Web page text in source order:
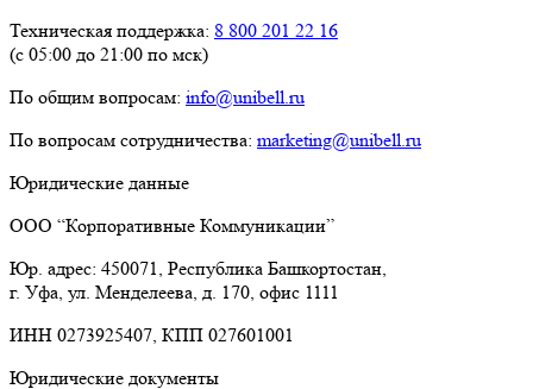
Техническая поддержка: 8 800 201 22 16
(с 05:00 до 21:00 по мск)
По общим вопросам: info@unibell.ru
По вопросам сотрудничества: marketing@unibell.ru
Юридические данные
ООО “Корпоративные Коммуникации”
Юр. адрес: 450071, Республика Башкортостан,
г. Уфа, ул. Менделеева, д. 170, офис 1111
ИНН 0273925407, КПП 027601001
Юридические документы